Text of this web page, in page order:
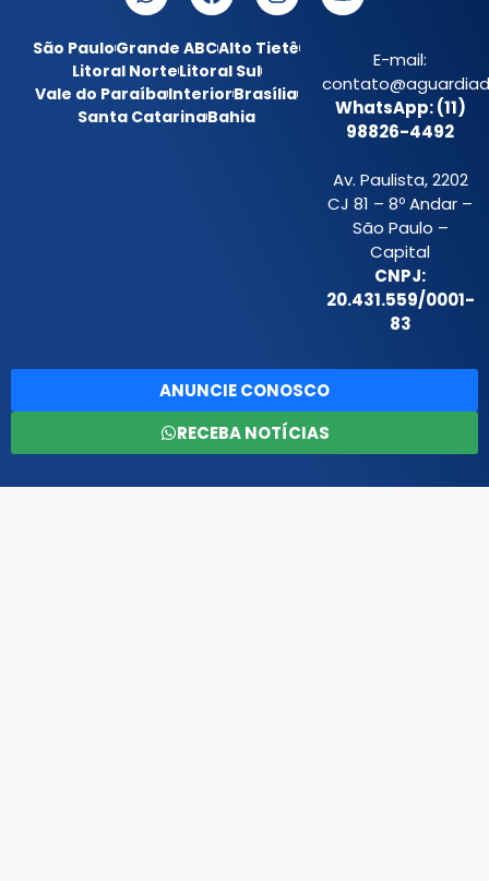
São PauloGrande ABCAlto Tietê
Litoral NorteLitoral Sul
Vale do ParaíbaInteriorBrasília
Santa CatarinaBahia
E-mail:
WhatsApp: (11)
98826-4492
Av. Paulista, 2202
CJ 81 – 8º Andar –
São Paulo –
Capital
CNPJ:
20.431.559/0001-
83
ANUNCIE CONOSCO
RECEBA NOTÍCIAS